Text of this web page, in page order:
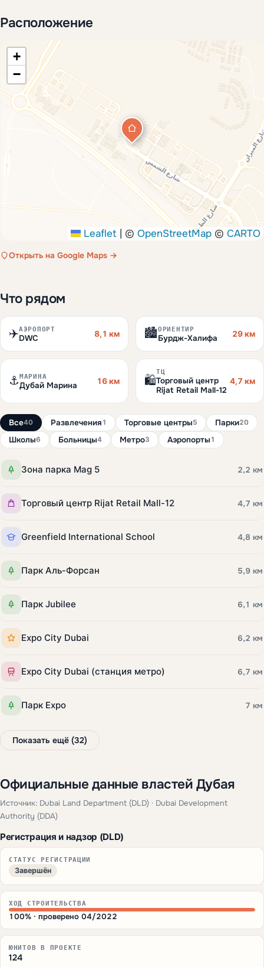
Расположение
+
−
Leaflet | © OpenStreetMap © CARTO
Открыть на Google Maps →
Что рядом
✈️АЭРОПОРТ
DWC 8,1 км 🏙️ОРИЕНТИР
Бурдж-Халифа 29 км
⚓ МАРИНА
Дубай Марина 16 км 🛍️
ТЦ
Торговый центр
Rijat Retail Mall-12
4,7 км
Все40 Развлечения1 Торговые центры5 Парки20
Школы6 Больницы4 Метро3 Аэропорты1
Зона парка Mag 5 2,2 км
Торговый центр Rijat Retail Mall-12 4,7 км
Greenfield International School 4,8 км
Парк Аль-Форсан 5,9 км
Парк Jubilee 6,1 км
Expo City Dubai 6,2 км
Expo City Dubai (станция метро) 6,7 км
Парк Expo 7 км
Показать ещё (32)
Официальные данные властей Дубая
Источник: Dubai Land Department (DLD) · Dubai Development
Authority (DDA)
Регистрация и надзор (DLD)
СТАТУС РЕГИСТРАЦИИ
Завершён
ХОД СТРОИТЕЛЬСТВА
100% · проверено 04/2022
ЮНИТОВ В ПРОЕКТЕ
124